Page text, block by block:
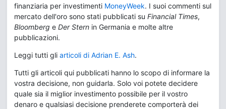
finanziaria per investimenti MoneyWeek. I suoi commenti sul
mercato dell'oro sono stati pubblicati su Financial Times,
Bloomberg e Der Stern in Germania e molte altre
pubblicazioni.
Leggi tutti gli articoli di Adrian E. Ash.
Tutti gli articoli qui pubblicati hanno lo scopo di informare la
vostra decisione, non guidarla. Solo voi potete decidere
quale sia il miglior investimento possibile per il vostro
denaro e qualsiasi decisione prenderete comporterà dei